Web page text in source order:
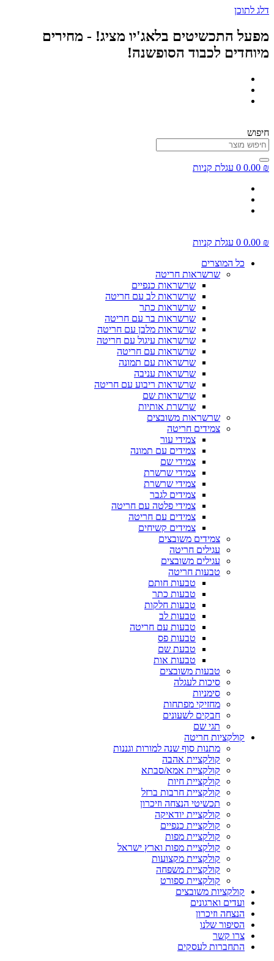
דלג לתוכן
מפעל התכשיטים בלאג'יו מציג! - מחירים
מיוחדים לכבוד הסופשנה!
חיפוש
0.00 ₪
0 עגלת קניות
0.00 ₪
0 עגלת קניות
כל המוצרים
שרשראות חריטה
שרשראות כנפיים
שרשראות לב עם חריטה
שרשראות כתר
שרשראות בר עם חריטה
שרשראות מלבן עם חריטה
שרשראות עיגול עם חריטה
שרשראות עם חריטה
שרשראות עם תמונה
שרשראות עניבה
שרשראות ריבוע עם חריטה
שרשראות שם
שרשרת אותיות
שרשראות משובצים
צמידים חריטה
צמידי עור
צמידים עם תמונה
צמידי שם
צמידי שרשרת
צמידי שרשרת
צמידים לגבר
צמידי פלטה עם חריטה
צמידים עם חריטה
צמידים קשיחים
צמידים משובצים
עגילים חריטה
עגילים משובצים
טבעות חריטה
טבעות חותם
טבעות כתר
טבעות חלקות
טבעות לב
טבעות עם חריטה
טבעות פס
טבעת שם
טבעות אות
טבעות משובצים
סיכות לעגלה
סימניות
מחזיקי מפתחות
חבקים לשעונים
תגי שם
קולקציות חריטה
מתנות סוף שנה למורות וגננות
קולקציית אהבה
קולקציית אמא/סבתא
קולקציית חיות
קולקציית חרבות ברזל
תכשיטי הנצחה וזיכרון
קולקציית יודאיקה
קולקציית כנפיים
קולקציית מפות
קולקציית מפות וארץ ישראל
קולקציית מקצועות
קולקציית משפחה
קולקציית ספורט
קולקציות משובצים
ועדים וארגונים
הנצחה וזיכרון
הסיפור שלנו
צרו קשר
התחברות לעסקים